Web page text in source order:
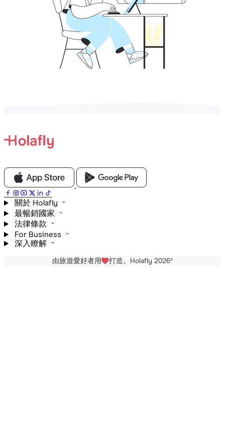
關於 Holafly
最暢銷國家
法律條款
For Business
深入瞭解
由旅遊愛好者用 打造。Holafly 2026®